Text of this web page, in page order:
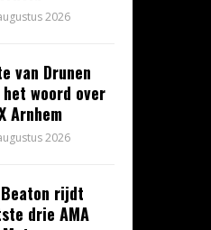
2026
van Drunen
het woord over
Arnhem
2026
rijdt
drie AMA